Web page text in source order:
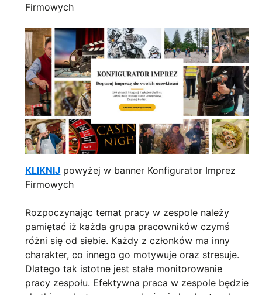
Firmowych
KLIKNIJ powyżej w banner Konfigurator Imprez
Firmowych
Rozpoczynając temat pracy w zespole należy
pamiętać iż każda grupa pracowników czymś
różni się od siebie. Każdy z członków ma inny
charakter, co innego go motywuje oraz stresuje.
Dlatego tak istotne jest stałe monitorowanie
pracy zespołu. Efektywna praca w zespole będzie